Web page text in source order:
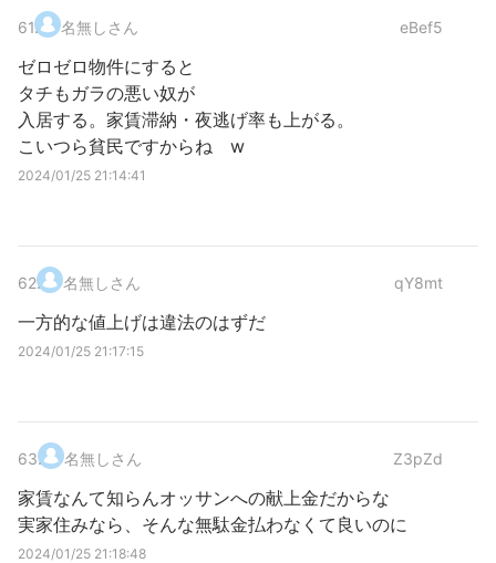
61. 名無しさん eBef5
ゼロゼロ物件にすると
タチもガラの悪い奴が
入居する。家賃滞納・夜逃げ率も上がる。
こいつら貧民ですからね w
2024/01/25 21:14:41
62. 名無しさん qY8mt
一方的な値上げは違法のはずだ
2024/01/25 21:17:15
63. 名無しさん Z3pZd
家賃なんて知らんオッサンへの献上金だからな
実家住みなら、そんな無駄金払わなくて良いのに
2024/01/25 21:18:48